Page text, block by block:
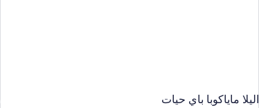
اليلا ماياكوبا باي حيات